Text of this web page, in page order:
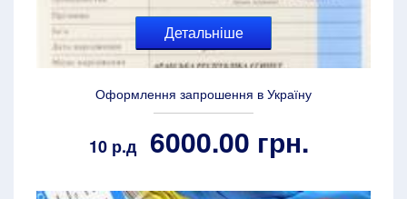
Детальніше
Оформлення запрошення в Україну
10 р.д 6000.00 грн.